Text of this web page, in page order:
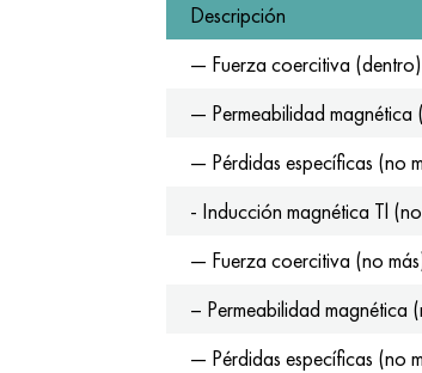
Descripción
— Fuerza coercitiva
— Permeabilidad
— Pérdidas específicas (no
- Inducción magnética Tl
— Fuerza coercitiva (no
– Permeabilidad
— Pérdidas específicas (no